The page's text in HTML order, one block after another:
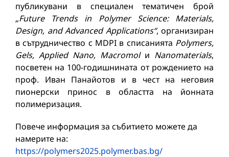
публикувани в специален тематичен брой
„Future Trends in Polymer Science: Materials,
Design, and Advanced Applications“, организиран
в сътрудничество с MDPI в списанията Polymers,
Gels, Applied Nano, Macromolи Nanomaterials,
посветен на 100-годишнината от рождението на
проф. Иван Панайотов и в чест на неговия
пионерски принос в областта на йонната
полимеризация.
Повече информация за събитието можете да
намерите на:
https://polymers2025.polymer.bas.bg/